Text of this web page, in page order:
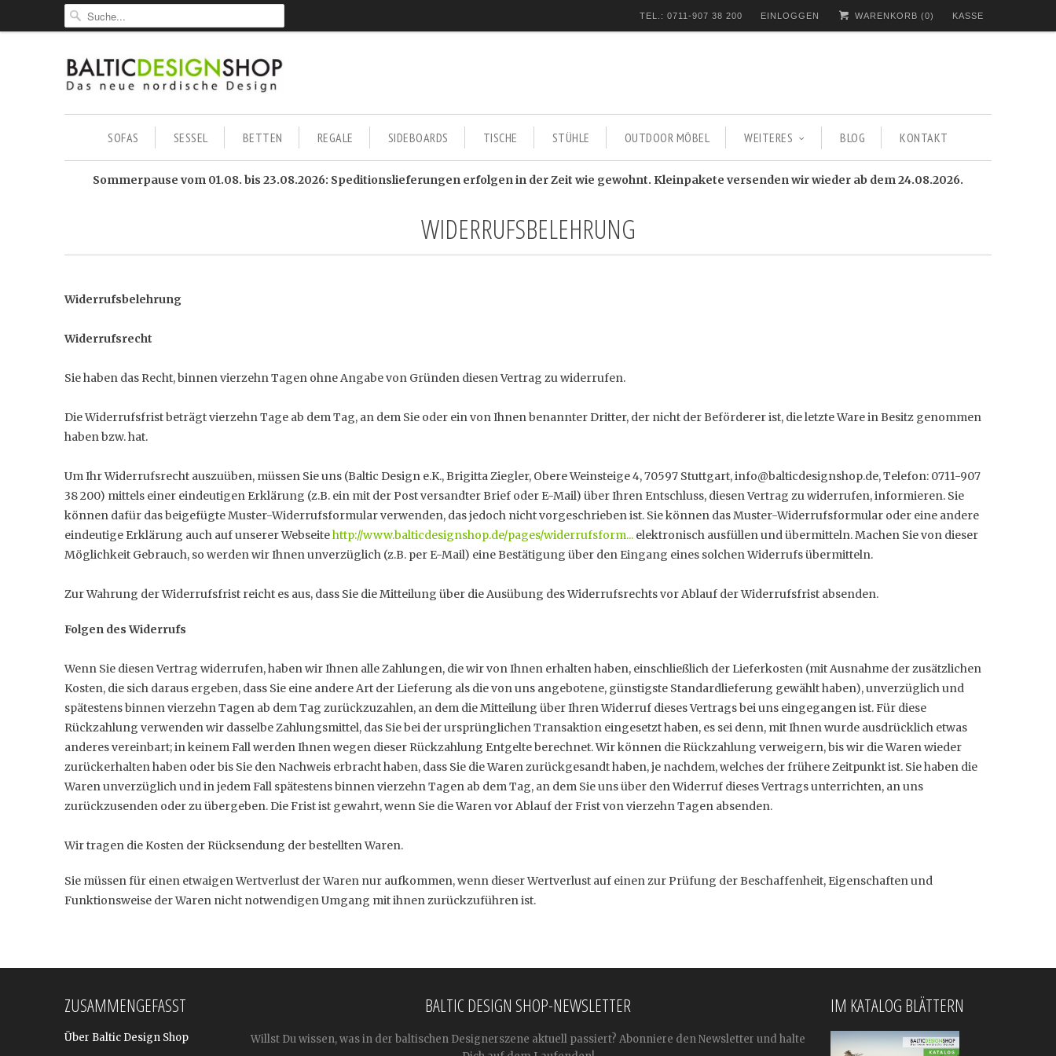
TEL.: 0711-907 38 200 EINLOGGEN WARENKORB (0) KASSE
SOFAS SESSEL BETTEN REGALE SIDEBOARDS TISCHE STÜHLE OUTDOOR MÖBEL WEITERES BLOG KONTAKT
Sommerpause vom 01.08. bis 23.08.2026: Speditionslieferungen erfolgen in der Zeit wie gewohnt. Kleinpakete versenden wir wieder ab dem 24.08.2026.
WIDERRUFSBELEHRUNG
Widerrufsbelehrung
Widerrufsrecht
Sie haben das Recht, binnen vierzehn Tagen ohne Angabe von Gründen diesen Vertrag zu widerrufen.
Die Widerrufsfrist beträgt vierzehn Tage ab dem Tag, an dem Sie oder ein von Ihnen benannter Dritter, der nicht der Beförderer ist, die letzte Ware in Besitz genommen
haben bzw. hat.
Um Ihr Widerrufsrecht auszuüben, müssen Sie uns (Baltic Design e.K., Brigitta Ziegler, Obere Weinsteige 4, 70597 Stuttgart, info@balticdesignshop.de, Telefon: 0711-907
38 200) mittels einer eindeutigen Erklärung (z.B. ein mit der Post versandter Brief oder E-Mail) über Ihren Entschluss, diesen Vertrag zu widerrufen, informieren. Sie
können dafür das beigefügte Muster-Widerrufsformular verwenden, das jedoch nicht vorgeschrieben ist. Sie können das Muster-Widerrufsformular oder eine andere
eindeutige Erklärung auch auf unserer Webseitehttp://www.balticdesignshop.de/pages/widerrufsform... elektronisch ausfüllen und übermitteln. Machen Sie von dieser
Möglichkeit Gebrauch, so werden wir Ihnen unverzüglich (z.B. per E-Mail) eine Bestätigung über den Eingang eines solchen Widerrufs übermitteln.
Zur Wahrung der Widerrufsfrist reicht es aus, dass Sie die Mitteilung über die Ausübung des Widerrufsrechts vor Ablauf der Widerrufsfrist absenden.
Folgen des Widerrufs
Wenn Sie diesen Vertrag widerrufen, haben wir Ihnen alle Zahlungen, die wir von Ihnen erhalten haben, einschließlich der Lieferkosten (mit Ausnahme der zusätzlichen
Kosten, die sich daraus ergeben, dass Sie eine andere Art der Lieferung als die von uns angebotene, günstigste Standardlieferung gewählt haben), unverzüglich und
spätestens binnen vierzehn Tagen ab dem Tag zurückzuzahlen, an dem die Mitteilung über Ihren Widerruf dieses Vertrags bei uns eingegangen ist. Für diese
Rückzahlung verwenden wir dasselbe Zahlungsmittel, das Sie bei der ursprünglichen Transaktion eingesetzt haben, es sei denn, mit Ihnen wurde ausdrücklich etwas
anderes vereinbart; in keinem Fall werden Ihnen wegen dieser Rückzahlung Entgelte berechnet. Wir können die Rückzahlung verweigern, bis wir die Waren wieder
zurückerhalten haben oder bis Sie den Nachweis erbracht haben, dass Sie die Waren zurückgesandt haben, je nachdem, welches der frühere Zeitpunkt ist. Sie haben die
Waren unverzüglich und in jedem Fall spätestens binnen vierzehn Tagen ab dem Tag, an dem Sie uns über den Widerruf dieses Vertrags unterrichten, an uns
zurückzusenden oder zu übergeben. Die Frist ist gewahrt, wenn Sie die Waren vor Ablauf der Frist von vierzehn Tagen absenden.
Wir tragen die Kosten der Rücksendung der bestellten Waren.
Sie müssen für einen etwaigen Wertverlust der Waren nur aufkommen, wenn dieser Wertverlust auf einen zur Prüfung der Beschaffenheit, Eigenschaften und
Funktionsweise der Waren nicht notwendigen Umgang mit ihnen zurückzuführen ist.
ZUSAMMENGEFASST
Über Baltic Design Shop
BALTIC DESIGN SHOP-NEWSLETTER
Willst Du wissen, was in der baltischen Designerszene aktuell passiert? Abonniere den Newsletter und halte
IM KATALOG BLÄTTERN